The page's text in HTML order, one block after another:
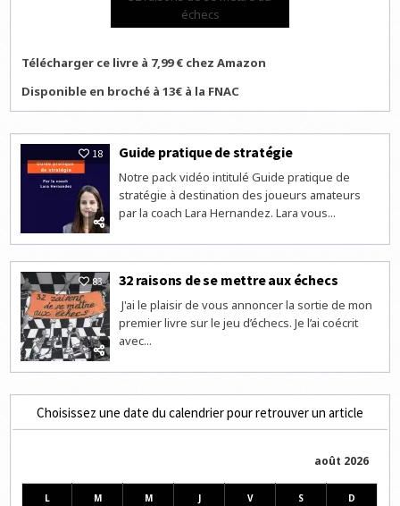
échecs
Télécharger ce livre à 7,99 € chez Amazon
Disponible en broché à 13€ à la FNAC
18 Guide pratique de stratégie
Notre pack vidéo intitulé Guide pratique de
stratégie à destination des joueurs amateurs
par la coach Lara Hernandez. Lara vous...
83 32 raisons de se mettre aux échecs
J'ai le plaisir de vous annoncer la sortie de mon
premier livre sur le jeu d’échecs. Je l’ai coécrit
avec...
Choisissez une date du calendrier pour retrouver un article
août 2026
L M M J V S D